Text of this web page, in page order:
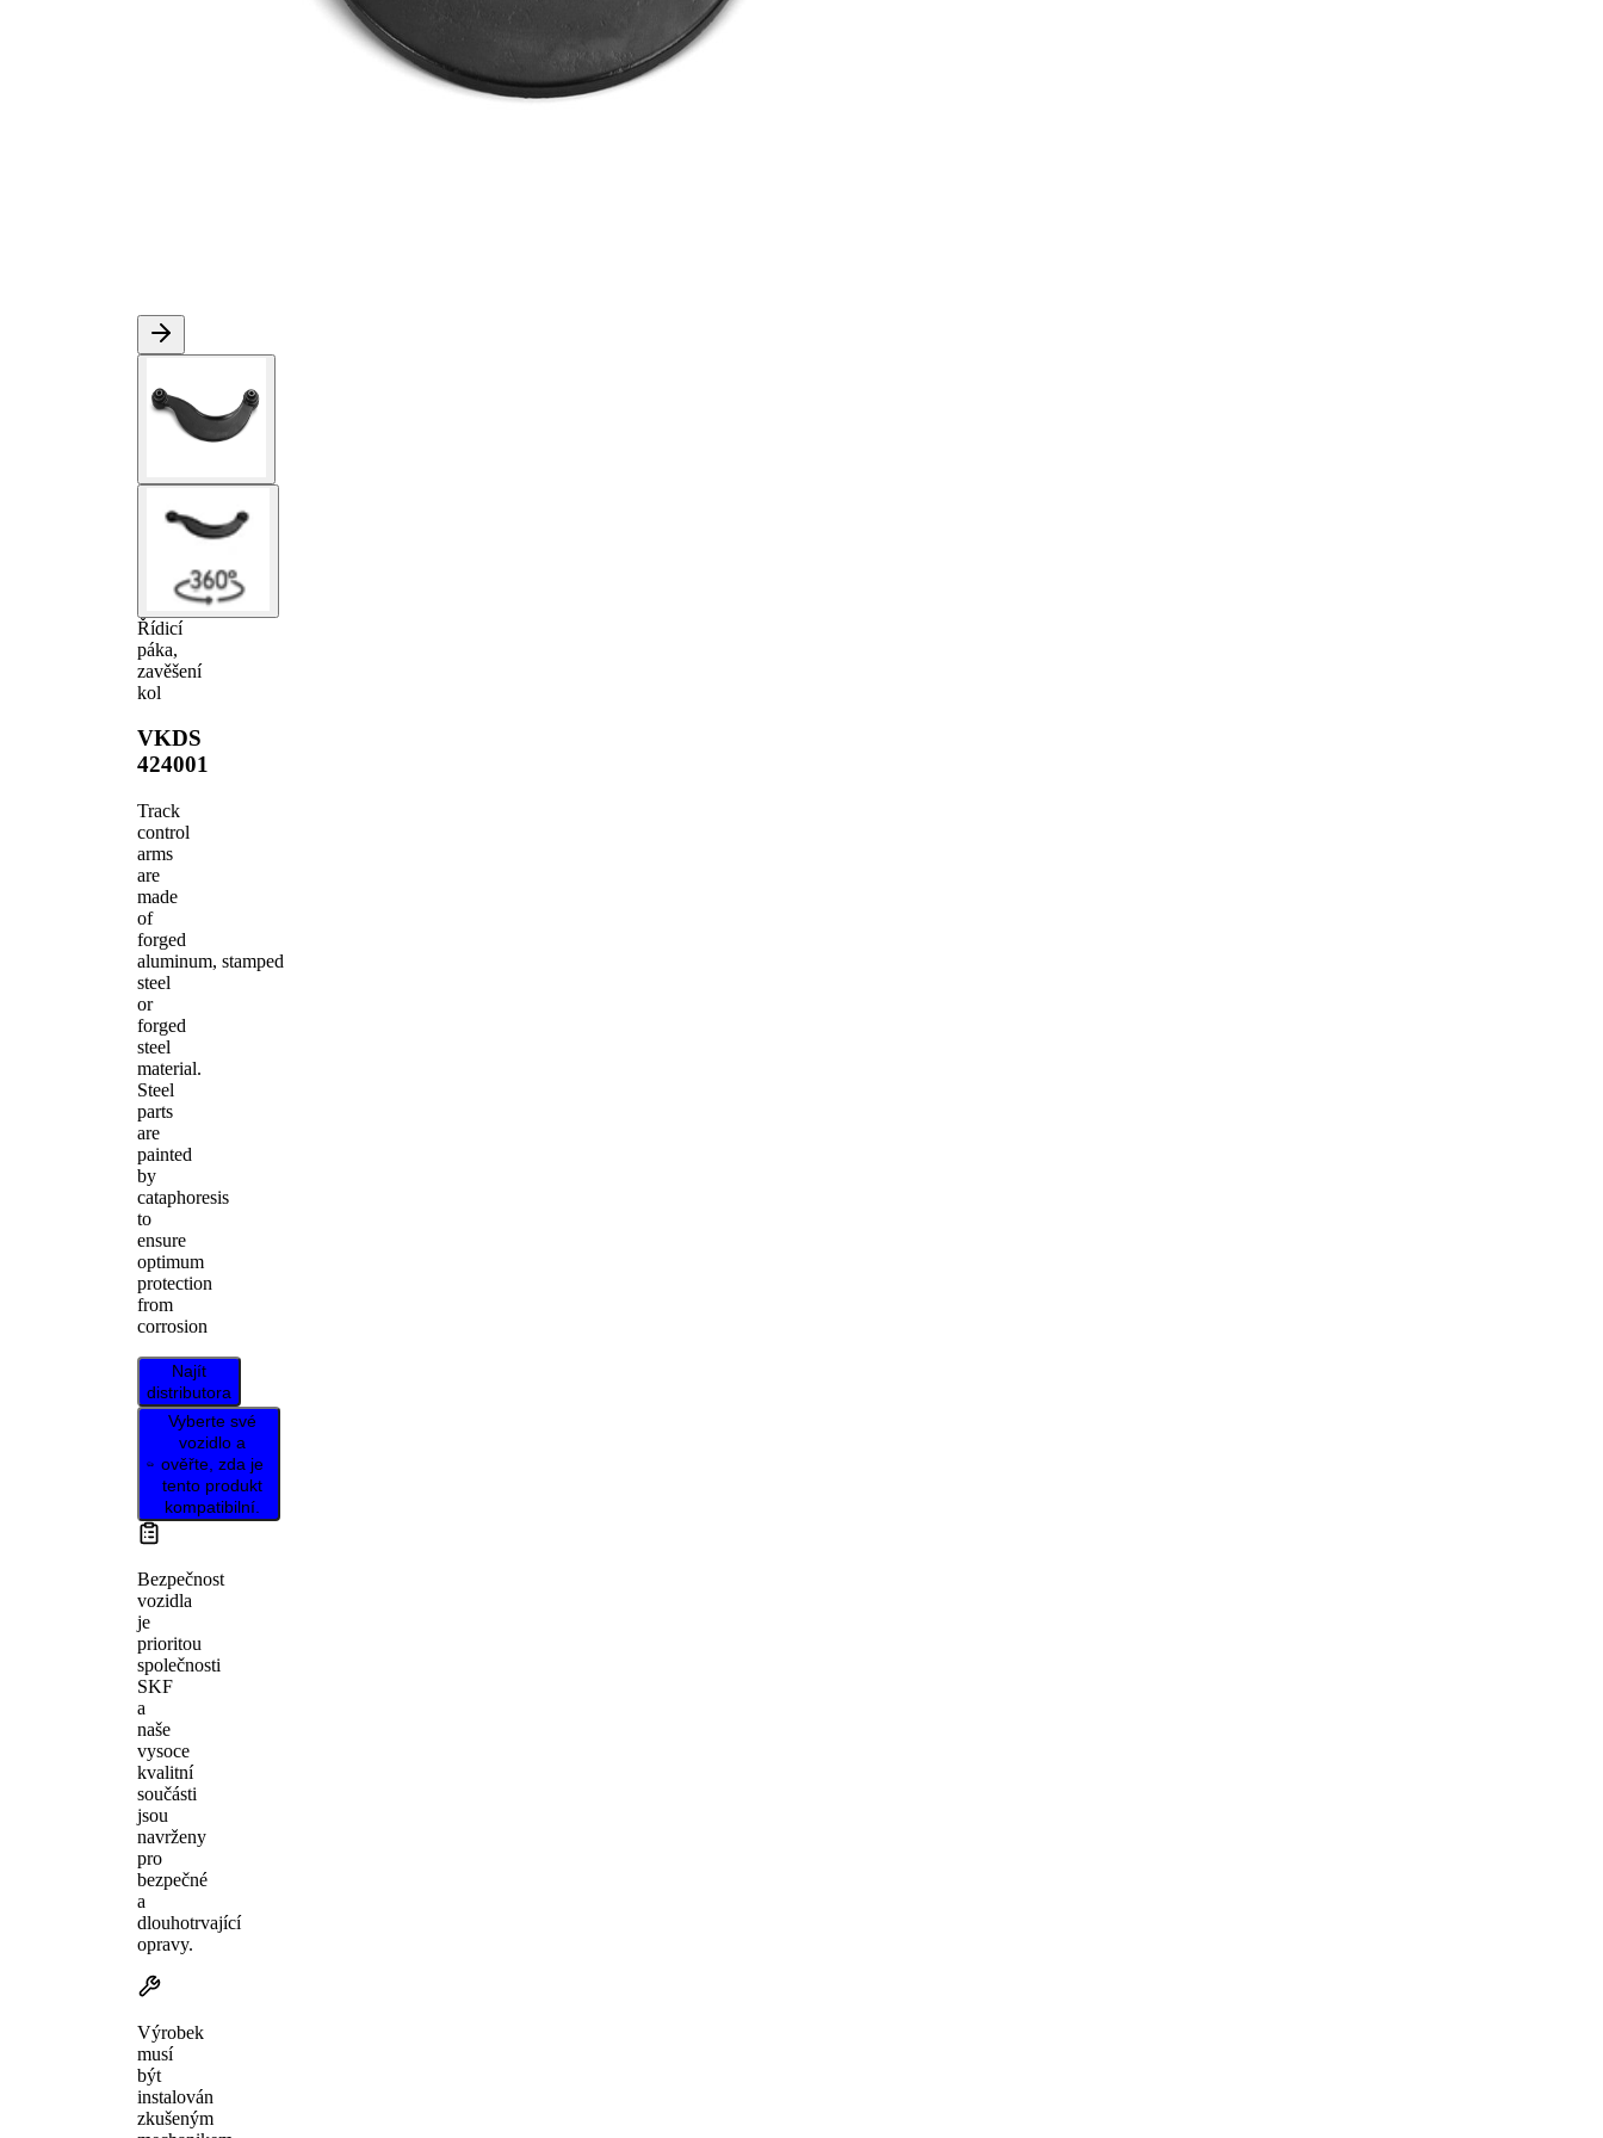
Řídicí
páka,
zavěšení
kol
VKDS
424001
Track
control
arms
are
made
of
forged
aluminum, stamped
steel
or
forged
steel
material.
Steel
parts
are
painted
by
cataphoresis
to
ensure
optimum
protection
from
corrosion
Najít
distributora
Vyberte své
vozidlo a
ověřte, zda je
tento produkt
kompatibilní.
Bezpečnost
vozidla
je
prioritou
společnosti
SKF
a
naše
vysoce
kvalitní
součásti
jsou
navrženy
pro
bezpečné
a
dlouhotrvající
opravy.
Výrobek
musí
být
instalován
zkušeným